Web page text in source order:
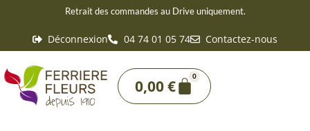
contenu
Retrait des commandes au Drive uniquement.
Déconnexion 04 74 01 05 74 Contactez-nous
0,00€
0
Panier